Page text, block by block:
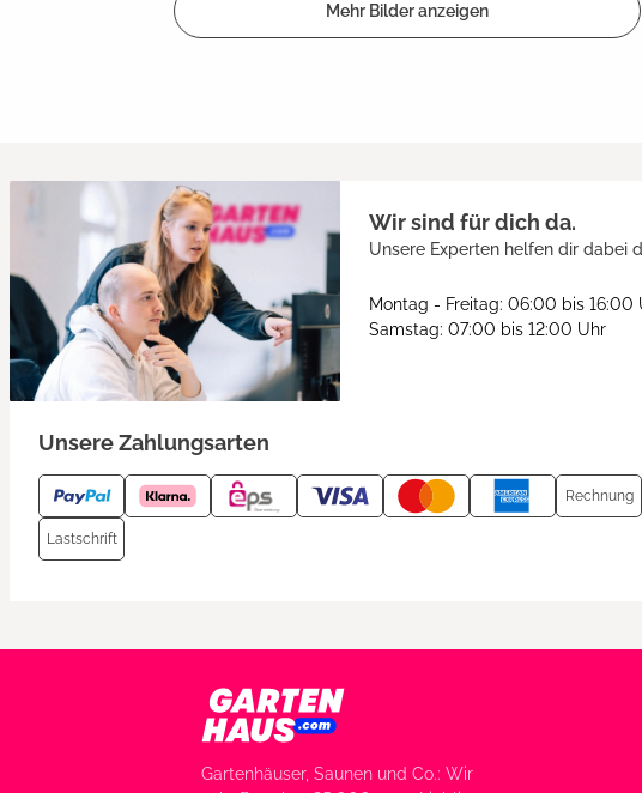
Mehr Bilder anzeigen
Wir sind für dich da.
Unsere Experten helfen dir dabei
Montag - Freitag: 06:00 bis 16:00
Samstag: 07:00 bis 12:00 Uhr
Unsere Zahlungsarten
Rechnung
Lastschrift
Gartenhäuser, Saunen und Co.: Wir